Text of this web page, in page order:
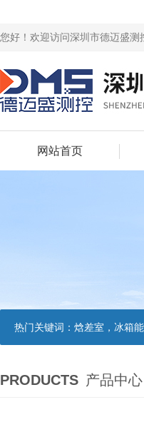
您好！欢迎访问深圳市德迈盛测
网站首页
热门关键词： 焓差室，冰箱能效试验室，电风扇
PRODUCTS 产品中心